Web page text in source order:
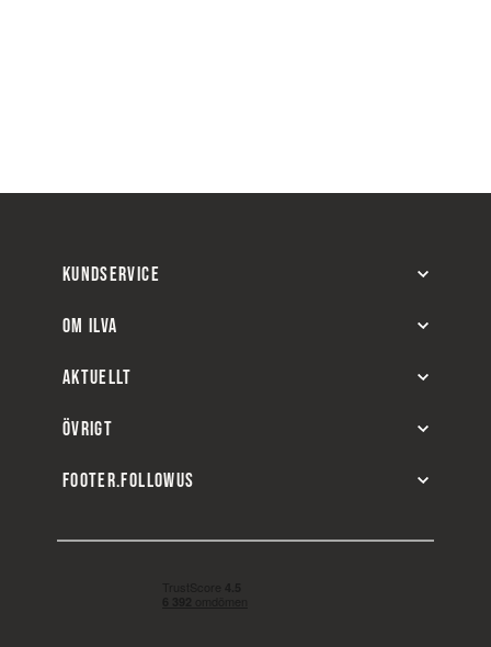
KUNDSERVICE
OM ILVA
AKTUELLT
ÖVRIGT
FOOTER.FOLLOWUS